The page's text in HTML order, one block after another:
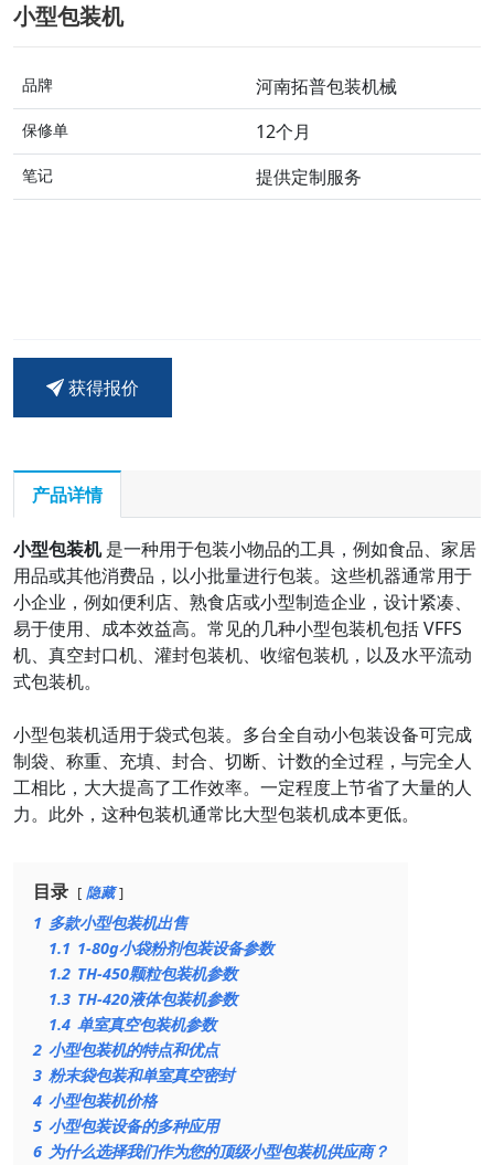
小型包装机
品牌 河南拓普包装机械
保修单 12个月
笔记 提供定制服务
获得报价
产品详情
小型包装机是一种用于包装小物品的工具，例如食品、家居
用品或其他消费品，以小批量进行包装。这些机器通常用于
小企业，例如便利店、熟食店或小型制造企业，设计紧凑、
易于使用、成本效益高。常见的几种小型包装机包括 VFFS
机、真空封口机、灌封包装机、收缩包装机，以及水平流动
式包装机。
小型包装机适用于袋式包装。多台全自动小包装设备可完成
制袋、称重、充填、封合、切断、计数的全过程，与完全人
工相比，大大提高了工作效率。一定程度上节省了大量的人
力。此外，这种包装机通常比大型包装机成本更低。
目录 隐藏
1 多款小型包装机出售
1.1 1-80g小袋粉剂包装设备参数
1.2 TH-450颗粒包装机参数
1.3 TH-420液体包装机参数
1.4 单室真空包装机参数
2 小型包装机的特点和优点
3 粉末袋包装和单室真空密封
4 小型包装机价格
5 小型包装设备的多种应用
6 为什么选择我们作为您的顶级小型包装机供应商？